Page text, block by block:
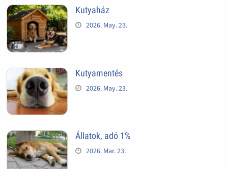
Kutyaház
2026. May. 23.
Kutyamentés
2026. May. 23.
Állatok, adó 1%
2026. Mar. 23.